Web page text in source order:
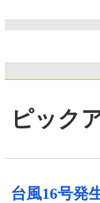
ピック
台風16号発